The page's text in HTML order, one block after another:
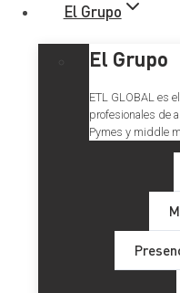
El Grupo
El Grupo
ETL GLOBAL es
profesionales de
Pymes y middle